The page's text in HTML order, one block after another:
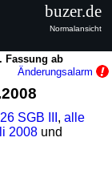
Fassung ab
Änderungsalarm
SGB III ,alle
2008 und
buzer.de
Normalansicht